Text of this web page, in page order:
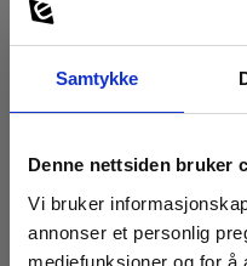
Samtykke
Denne nettsiden bruker
Vi bruker
annonser et personlig
mediefunksjoner og for å
EL.NR 8024292
Snart på sentrallager
14 045,00 NOK